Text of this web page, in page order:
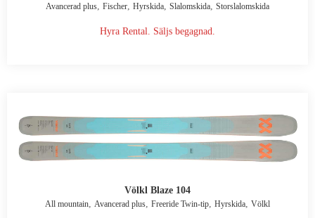
Avancerad plus, Fischer, Hyrskida, Slalomskida, Storslalomskida
Hyra Rental. Säljs begagnad.
Völkl Blaze 104
All mountain, Avancerad plus, Freeride Twin-tip, Hyrskida, Völkl